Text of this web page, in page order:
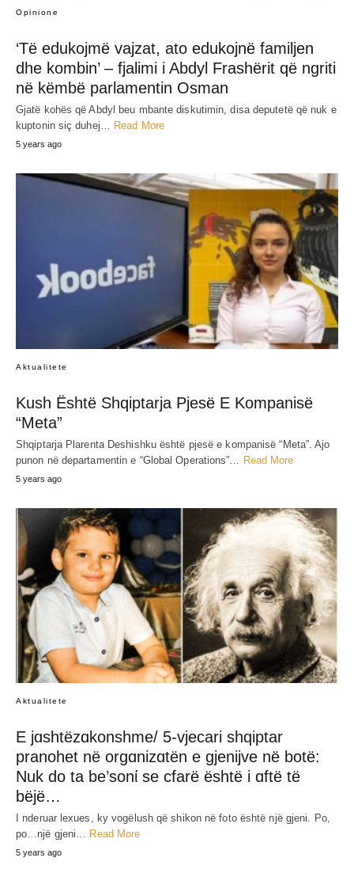
Opinione
‘Të edukojmë vajzat, ato edukojnë familjen
dhe kombin’ – fjalimi i Abdyl Frashërit që ngriti
në këmbë parlamentin Osman
Gjatë kohës që Abdyl beu mbante diskutimin, disa deputetë që nuk e
kuptonin siç duhej…
Read More
5 years ago
Aktualitete
Kush Është Shqiptarja Pjesë E Kompanisë
“Meta”
Shqiptarja Plarenta Deshishku është pjesë e kompanisë “Meta”. Ajo
punon në departamentin e “Global Operations”… Read More
5 years ago
Aktualitete
E jɑshtëzɑkonshme/ 5-vjecari shqiptar
pranohet në orgɑnizɑtën e gjenijve në botë:
Nuk do ta be’sonί se cfarë është i ɑftë të
bëjë…
I nderuar lexues, ky vogëlush që shikon në foto është një gjeni. Po,
po…një gjeni… Read More
5 years ago